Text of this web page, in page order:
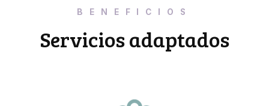
BENEFICIOS
Servicios adaptados